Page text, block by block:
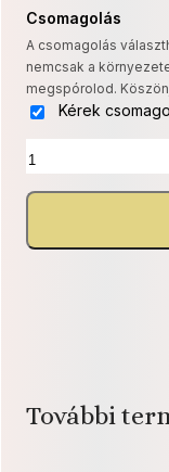
Csomagolás
A csomagolás
nemcsak a
megspórolod.
Kérek
Jancsi
mennyiség
További